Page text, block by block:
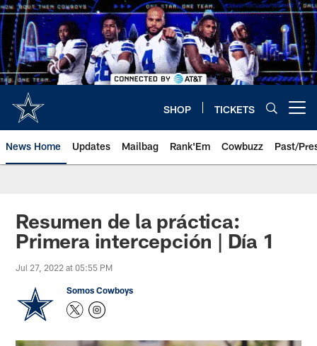
Skip
to
main
content
SHOP TICKETS
News Home Updates Mailbag Rank'Em Cowbuzz Past/
Resumen de la práctica:
Primera intercepción | Día 1
Jul 27, 2022 at 05:55 PM
Somos Cowboys